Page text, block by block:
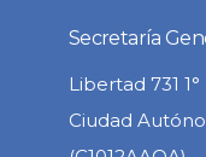
Secretaría
Libertad 731 1°
Ciudad